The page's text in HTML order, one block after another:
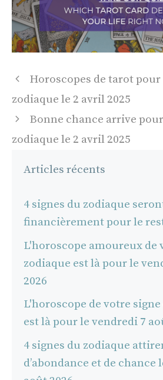
Navigation
des
Horoscopes de tarot
zodiaque le 2 avril 2025
Bonne chance arrive
zodiaque le 2 avril 2025
Articles récents
4 signes du zodiaque
financièrement pour le
L'horoscope amoureux de
zodiaque est là pour le
2026
L'horoscope de votre
est là pour le vendredi 7
4 signes du zodiaque
d’abondance et de chance